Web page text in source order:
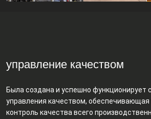
управление качеством
Была создана и успешно функционирует
управления качеством, обеспечивающая
контроль качества всего